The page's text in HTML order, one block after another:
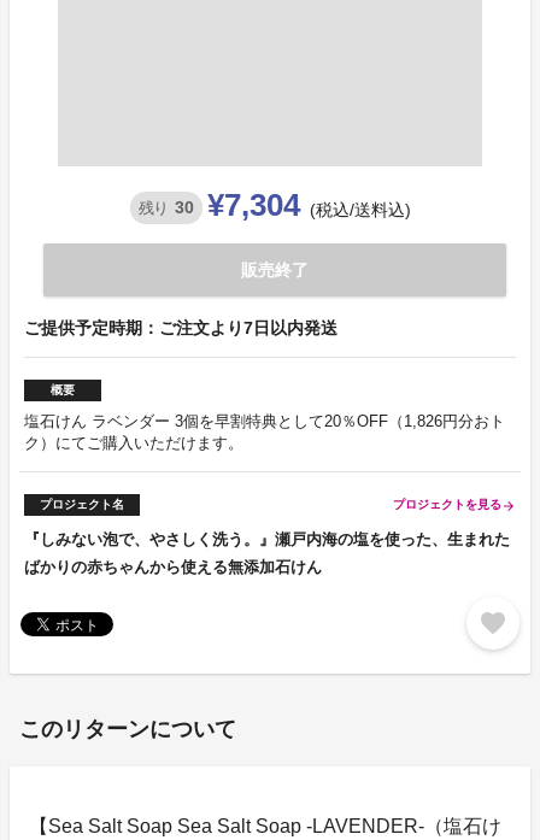
残り 30 ¥7,304 (税込/送料込)
販売終了
ご提供予定時期：ご注文より7日以内発送
概要
塩石けん ラベンダー 3個を早割特典として20％OFF（1,826円分おト
ク）にてご購入いただけます。
プロジェクト名 プロジェクトを見る arrow_forward
『しみない泡で、やさしく洗う。』瀬戸内海の塩を使った、生まれた
ばかりの赤ちゃんから使える無添加石けん
favorite
このリターンについて
【Sea Salt Soap Sea Salt Soap -LAVENDER-（塩石け